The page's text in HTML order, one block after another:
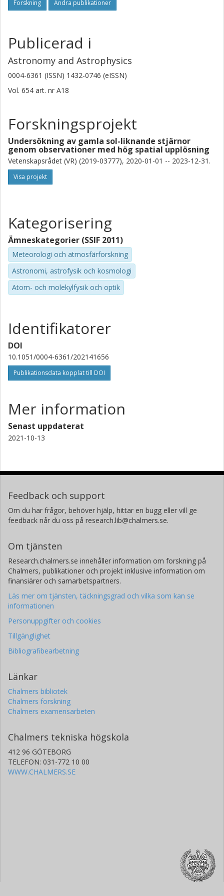
Forskning Andra publikationer
Publicerad i
Astronomy and Astrophysics
0004-6361 (ISSN) 1432-0746 (eISSN)
Vol. 654 art. nr A18
Forskningsprojekt
Undersökning av gamla sol-liknande stjärnor
genom observationer med hög spatial upplösning
Vetenskapsrådet (VR) (2019-03777), 2020-01-01 -- 2023-12-31.
Visa projekt
Kategorisering
Ämneskategorier (SSIF 2011)
Meteorologi och atmosfärforskning
Astronomi, astrofysik och kosmologi
Atom- och molekylfysik och optik
Identifikatorer
DOI
10.1051/0004-6361/202141656
Publikationsdata kopplat till DOI
Mer information
Senast uppdaterat
2021-10-13
Feedback och support
Om du har frågor, behöver hjälp, hittar en bugg eller vill ge
feedback når du oss på research.lib@chalmers.se.
Om tjänsten
Research.chalmers.se innehåller information om forskning på
Chalmers, publikationer och projekt inklusive information om
finansiärer och samarbetspartners.
Läs mer om tjänsten, täckningsgrad och vilka som kan se
informationen
Personuppgifter och cookies
Tillgänglighet
Bibliografibearbetning
Länkar
Chalmers bibliotek
Chalmers forskning
Chalmers examensarbeten
Chalmers tekniska högskola
412 96 GÖTEBORG
TELEFON: 031-772 10 00
WWW.CHALMERS.SE